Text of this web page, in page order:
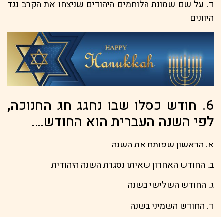
ד. על שם שמונת הלוחמים היהודים שניצחו את הקרב נגד
היוונים
6. חודש כסלו שבו נחגג חג החנוכה,
לפי השנה העברית הוא החודש….
א. הראשון שפותח את השנה
ב. החודש האחרון שאיתו נסגרת השנה היהודית
ג. החודש השלישי בשנה
ד. החודש השמיני בשנה